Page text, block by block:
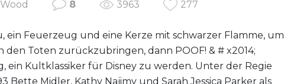
8 3963 277
ein Feuerzeug und eine Kerze mit schwarzer Flamme, um
den Toten zurückzubringen, dann POOF! & # x2014;
ein Kultklassiker für Disney zu werden. Unter der Regie
Bette Midler, Kathy Najimy und Sarah Jessica Parker als